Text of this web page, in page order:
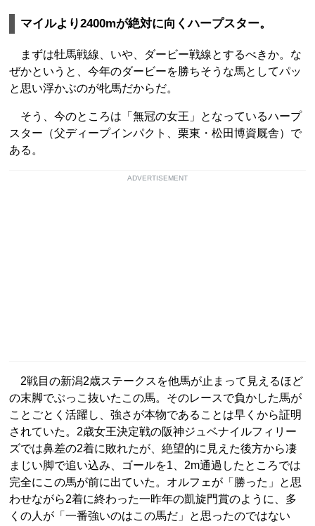
マイルより2400mが絶対に向くハープスター。
まずは牡馬戦線、いや、ダービー戦線とするべきか。な
ぜかというと、今年のダービーを勝ちそうな馬としてパッ
と思い浮かぶのが牝馬だからだ。
そう、今のところは「無冠の女王」となっているハープ
スター（父ディープインパクト、栗東・松田博資厩舎）で
ある。
ADVERTISEMENT
2戦目の新潟2歳ステークスを他馬が止まって見えるほど
の末脚でぶっこ抜いたこの馬。そのレースで負かした馬が
ことごとく活躍し、強さが本物であることは早くから証明
されていた。2歳女王決定戦の阪神ジュベナイルフィリー
ズでは鼻差の2着に敗れたが、絶望的に見えた後方から凄
まじい脚で追い込み、ゴールを1、2m通過したところでは
完全にこの馬が前に出ていた。オルフェが「勝った」と思
わせながら2着に終わった一昨年の凱旋門賞のように、多
くの人が「一番強いのはこの馬だ」と思ったのではない